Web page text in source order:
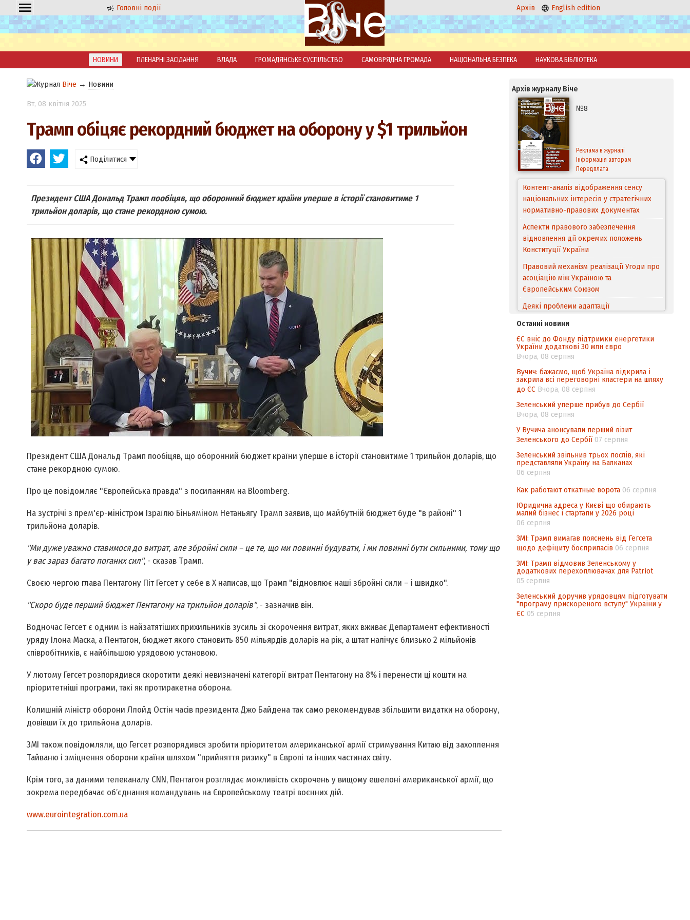
Головні події Архів English edition
НОВИНИ ПЛЕНАРНІ ЗАСІДАННЯ ВЛАДА ГРОМАДЯНСЬКЕ СУСПІЛЬСТВО САМОВРЯДНА ГРОМАДА НАЦІОНАЛЬНА БЕЗПЕКА НАУКОВА БІБЛІОТЕКА
Віче → Новини
Вт, 08 квітня 2025
Трамп обіцяє рекордний бюджет на оборону у $1 трильйон
Поділитися
Президент США Дональд Трамп пообіцяв, що оборонний бюджет країни уперше в історії становитиме 1
трильйон доларів, що стане рекордною сумою.
Президент США Дональд Трамп пообіцяв, що оборонний бюджет країни уперше в історії становитиме 1 трильйон доларів, що
стане рекордною сумою.
Про це повідомляє "Європейська правда" з посиланням на Bloomberg.
На зустрічі з прем'єр-міністром Ізраїлю Біньяміном Нетаньягу Трамп заявив, що майбутній бюджет буде "в районі" 1
трильйона доларів.
"Ми дуже уважно ставимося до витрат, але збройні сили – це те, що ми повинні будувати, і ми повинні бути сильними, тому що
у вас зараз багато поганих сил", - сказав Трамп.
Своєю чергою глава Пентагону Піт Гегсет у себе в X написав, що Трамп "відновлює наші збройні сили – і швидко".
"Скоро буде перший бюджет Пентагону на трильйон доларів", - зазначив він.
Водночас Гегсет є одним із найзатятіших прихильників зусиль зі скорочення витрат, яких вживає Департамент ефективності
уряду Ілона Маска, а Пентагон, бюджет якого становить 850 мільярдів доларів на рік, а штат налічує близько 2 мільйонів
співробітників, є найбільшою урядовою установою.
У лютому Гегсет розпорядився скоротити деякі невизначені категорії витрат Пентагону на 8% і перенести ці кошти на
пріоритетніші програми, такі як протиракетна оборона.
Колишній міністр оборони Ллойд Остін часів президента Джо Байдена так само рекомендував збільшити видатки на оборону,
довівши їх до трильйона доларів.
ЗМІ також повідомляли, що Гегсет розпорядився зробити пріоритетом американської армії стримування Китаю від захоплення
Тайваню і зміцнення оборони країни шляхом "прийняття ризику" в Європі та інших частинах світу.
Крім того, за даними телеканалу CNN, Пентагон розглядає можливість скорочень у вищому ешелоні американської армії, що
зокрема передбачає обʼєднання командувань на Європейському театрі воєнних дій.
www.eurointegration.com.ua
Архів журналу Віче
№8
Реклама в журналі
Інформація авторам
Передплата
Контент-аналіз відображення сенсу
національних інтересів у стратегічних
нормативно-правових документах
Аспекти правового забезпечення
відновлення дії окремих положень
Конституції України
Правовий механізм реалізації Угоди про
асоціацію між Україною та
Європейським Cоюзом
Деякі проблеми адаптації
походження товарів відповідно до
Угоди про торговельні аспекти прав
інтелектуальної власності (TRIPS) у
контексті євроінтеграції
Аналіз виборчого законодавства щодо
невизначеності механізму повторного
підрахунку голосів виборців
Інформаційна безпека суспільства
Останні новини
ЄС вніс до Фонду підтримки енергетики
України додаткові 30 млн євро
Вчора, 08 серпня
Вучич: бажаємо, щоб Україна відкрила і
закрила всі переговорні кластери на шляху
до ЄС Вчора, 08 серпня
Зеленський уперше прибув до Сербії
Вчора, 08 серпня
У Вучича анонсували перший візит
Зеленського до Сербії 07 серпня
Зеленський звільнив трьох послів, які
представляли Україну на Балканах
06 серпня
Как работают откатные ворота 06 серпня
Юридична адреса у Києві що обирають
малий бізнес і стартапи у 2026 році
06 серпня
ЗМІ: Трамп вимагав пояснень від Гегсета
щодо дефіциту боєприпасів 06 серпня
ЗМІ: Трамп відмовив Зеленському у
додаткових перехоплювачах для Patriot
05 серпня
Зеленський доручив урядовцям підготувати
"програму прискореного вступу" України у
ЄС 05 серпня